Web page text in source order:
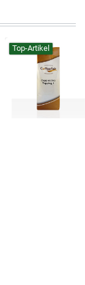
Top-Artikel